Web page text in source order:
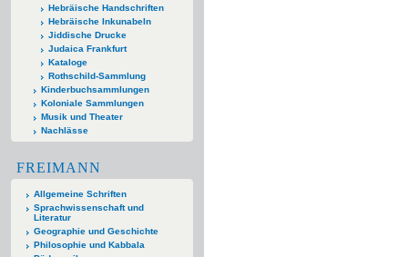
Hebräische Handschriften
Hebräische Inkunabeln
Jiddische Drucke
Judaica Frankfurt
Kataloge
Rothschild-Sammlung
Kinderbuchsammlungen
Koloniale Sammlungen
Musik und Theater
Nachlässe
FREIMANN
Allgemeine Schriften
Sprachwissenschaft und
Literatur
Geographie und Geschichte
Philosophie und Kabbala